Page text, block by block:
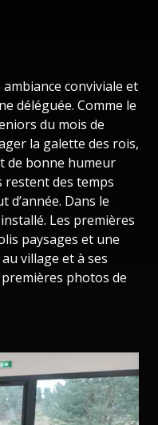
ambiance conviviale et
déléguée. Comme le
du mois de
la galette des rois,
de bonne humeur
restent des temps
d’année. Dans le
Les premières
paysages et une
village et à ses
photos de